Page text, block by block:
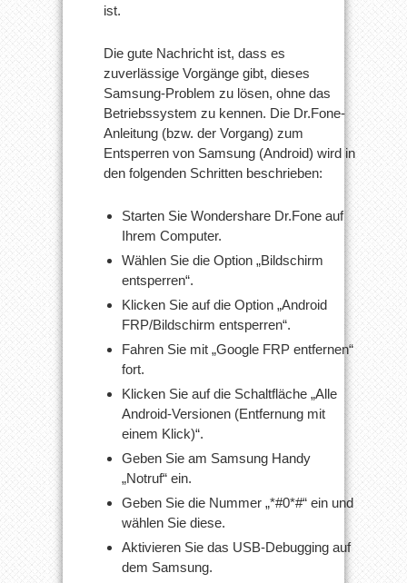
ist.
Die gute Nachricht ist, dass es
zuverlässige Vorgänge gibt, dieses
Samsung-Problem zu lösen, ohne das
Betriebssystem zu kennen. Die Dr.Fone-
Anleitung (bzw. der Vorgang) zum
Entsperren von Samsung (Android) wird in
den folgenden Schritten beschrieben:
Starten Sie Wondershare Dr.Fone auf
Ihrem Computer.
Wählen Sie die Option „Bildschirm
entsperren“.
Klicken Sie auf die Option „Android
FRP/Bildschirm entsperren“.
Fahren Sie mit „Google FRP entfernen“
fort.
Klicken Sie auf die Schaltfläche „Alle
Android-Versionen (Entfernung mit
einem Klick)“.
Geben Sie am Samsung Handy
„Notruf“ ein.
Geben Sie die Nummer „*#0*#“ ein und
wählen Sie diese.
Aktivieren Sie das USB-Debugging auf
dem Samsung.